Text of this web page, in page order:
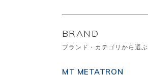
BRAND
ブランド・カテゴリから選ぶ
MT METATRON